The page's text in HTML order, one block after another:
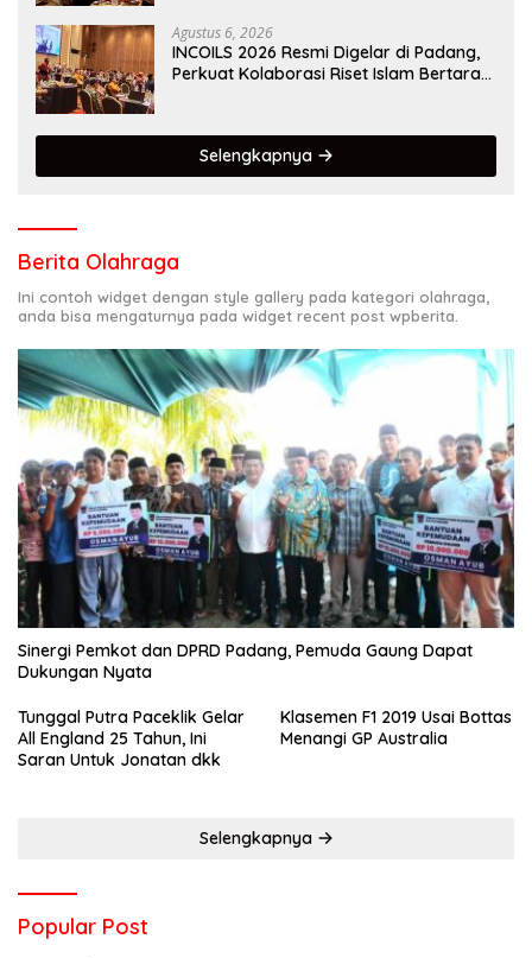
Agustus 6, 2026
INCOILS 2026 Resmi Digelar di Padang,
Perkuat Kolaborasi Riset Islam Bertaraf
Selengkapnya
Berita Olahraga
Ini contoh widget dengan style gallery pada kategori olahraga,
anda bisa mengaturnya pada widget recent post wpberita.
Sinergi Pemkot dan DPRD Padang, Pemuda Gaung Dapat
Dukungan Nyata
Tunggal Putra Paceklik Gelar
All England 25 Tahun, Ini
Saran Untuk Jonatan dkk
Klasemen F1 2019 Usai Bottas
Menangi GP Australia
Selengkapnya
Popular Post